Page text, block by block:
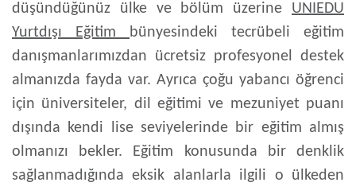
düşündüğünüz ülke ve bölüm üzerine UNIEDU
Yurtdışı Eğitim
bünyesindeki tecrübeli eğitim
danışmanlarımızdan ücretsiz profesyonel destek
almanızda fayda var. Ayrıca çoğu yabancı öğrenci
için üniversiteler, dil eğitimi ve mezuniyet puanı
dışında kendi lise seviyelerinde bir eğitim almış
olmanızı bekler. Eğitim konusunda bir denklik
sağlanmadığında eksik alanlarla ilgili o ülkeden